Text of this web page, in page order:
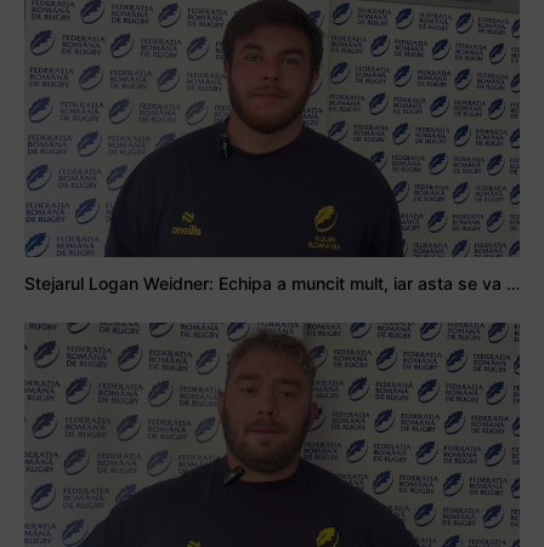
Stejarul Logan Weidner: Echipa a muncit mult, iar asta se va vedea în meciurile de la Nations Cup